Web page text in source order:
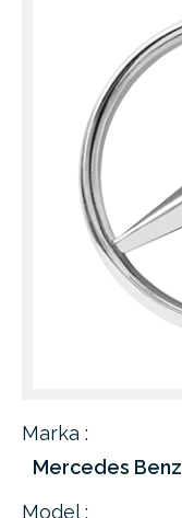
Marka :
Mercedes Benz
Model :